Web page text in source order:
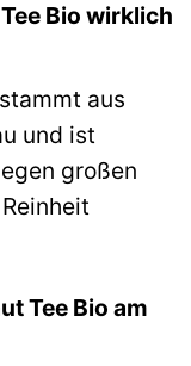
Bio wirklich
aus
und ist
großen
Tee Bio am